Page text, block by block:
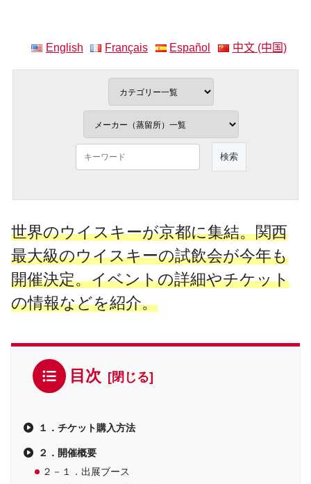
English Français Español 中文 (中国)
世界のウイスキーが京都に集結。関西
最大級のウイスキーの試飲会が今年も
開催決定。イベントの詳細やチケット
の情報などを紹介。
目次
１．チケット購入方法
２．開催概要
２－１．出展ブース